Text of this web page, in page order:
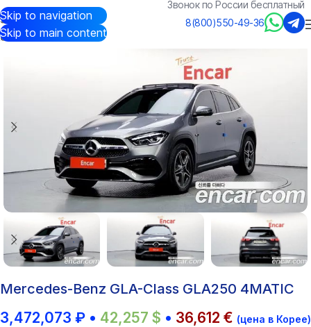
Skip to navigation
Skip to main content
Звонок по России бесплатный
8(800)550-49-36
Авто из Кореи/Каталог Mercedes-Benz/GLA-Class
Mercedes-Benz GLA-Class GLA250 4MATIC
3,472,073 ₽ • 42,257 $ • 36,612 € (цена в Корее)